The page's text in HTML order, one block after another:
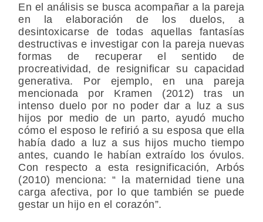
En el análisis se busca acompañar a la pareja
en la elaboración de los duelos, a
desintoxicarse de todas aquellas fantasías
destructivas e investigar con la pareja nuevas
formas de recuperar el sentido de
procreatividad, de resignificar su capacidad
generativa. Por ejemplo, en una pareja
mencionada por Kramen (2012) tras un
intenso duelo por no poder dar a luz a sus
hijos por medio de un parto, ayudó mucho
cómo el esposo le refirió a su esposa que ella
había dado a luz a sus hijos mucho tiempo
antes, cuando le habían extraído los óvulos.
Con respecto a esta resignificación, Arbós
(2010) menciona: “ la maternidad tiene una
carga afectiva, por lo que también se puede
gestar un hijo en el corazón”.